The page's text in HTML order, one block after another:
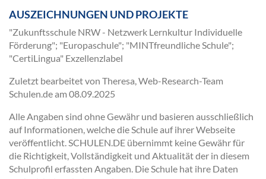
AUSZEICHNUNGEN UND PROJEKTE
"Zukunftsschule NRW - Netzwerk Lernkultur Individuelle
Förderung"; "Europaschule"; "MINTfreundliche Schule";
"CertiLingua" Exzellenzlabel
Zuletzt bearbeitet von Theresa, Web-Research-Team
Schulen.de am 08.09.2025
Alle Angaben sind ohne Gewähr und basieren ausschließlich
auf Informationen, welche die Schule auf ihrer Webseite
veröffentlicht. SCHULEN.DE übernimmt keine Gewähr für
die Richtigkeit, Vollständigkeit und Aktualität der in diesem
Schulprofil erfassten Angaben. Die Schule hat ihre Daten